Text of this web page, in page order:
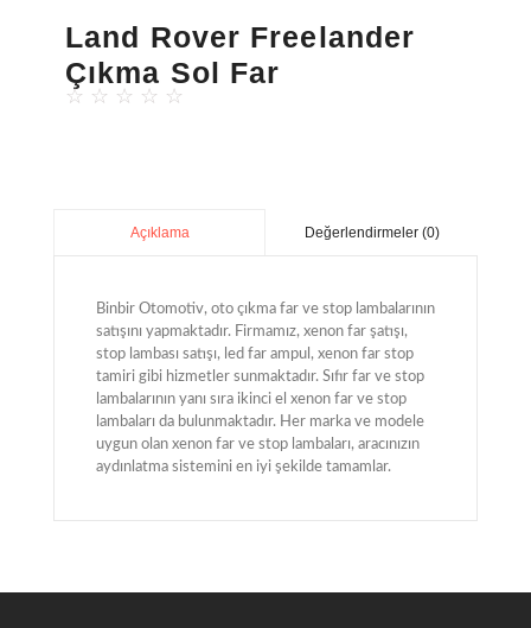
Land Rover Freelander
Çıkma Sol Far
☆ ☆ ☆ ☆ ☆
Açıklama Değerlendirmeler (0)
Binbir Otomotiv, oto çıkma far ve stop lambalarının
satışını yapmaktadır. Firmamız, xenon far şatışı,
stop lambası satışı, led far ampul, xenon far stop
tamiri gibi hizmetler sunmaktadır. Sıfır far ve stop
lambalarının yanı sıra ikinci el xenon far ve stop
lambaları da bulunmaktadır. Her marka ve modele
uygun olan xenon far ve stop lambaları, aracınızın
aydınlatma sistemini en iyi şekilde tamamlar.